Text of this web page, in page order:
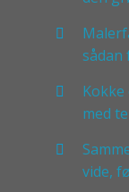
Kokke
med
vide,